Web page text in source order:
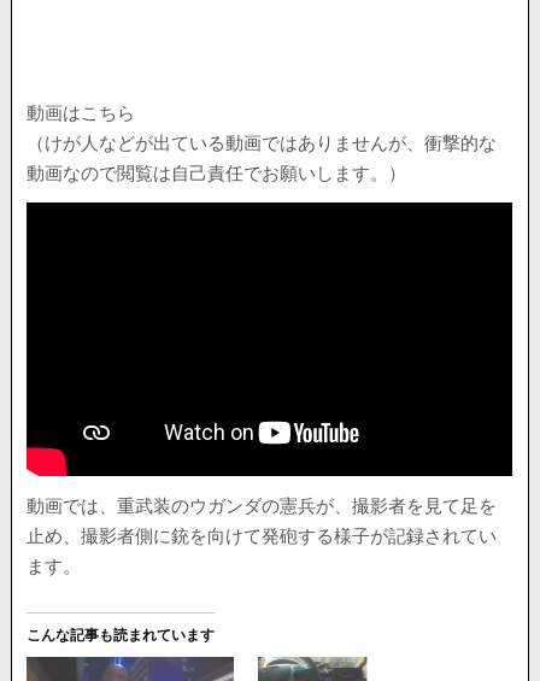
動画はこちら
（けが人などが出ている動画ではありませんが、衝撃的な
動画なので閲覧は自己責任でお願いします。）
動画では、重武装のウガンダの憲兵が、撮影者を見て足を
止め、撮影者側に銃を向けて発砲する様子が記録されてい
ます。
こんな記事も読まれています